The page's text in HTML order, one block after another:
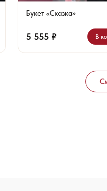
Букет «Сказка»
5 555 ₽ В